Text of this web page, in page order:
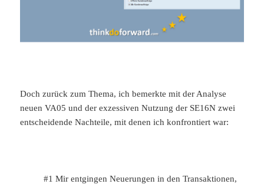
Doch zurück zum Thema, ich bemerkte mit der Analyse
neuen VA05 und der exzessiven Nutzung der SE16N zwei
entscheidende Nachteile, mit denen ich konfrontiert war:
#1 Mir entgingen Neuerungen in den Transaktionen,